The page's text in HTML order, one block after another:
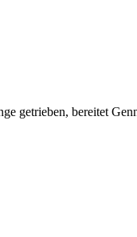
getrieben, bereitet